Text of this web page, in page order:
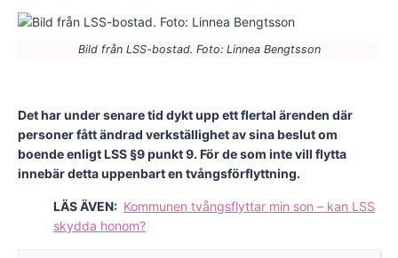
Bild från LSS-bostad. Foto: Linnea Bengtsson
Det har under senare tid dykt upp ett flertal ärenden där
personer fått ändrad verkställighet av sina beslut om
boende enligt LSS §9 punkt 9. För de som inte vill flytta
innebär detta uppenbart en tvångsförflyttning.
LÄS ÄVEN: Kommunen tvångsflyttar min son – kan LSS
skydda honom?